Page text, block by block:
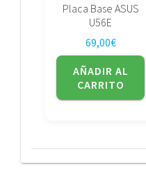
Placa Base ASUS
U56E
69,00€
AÑADIR AL
CARRITO